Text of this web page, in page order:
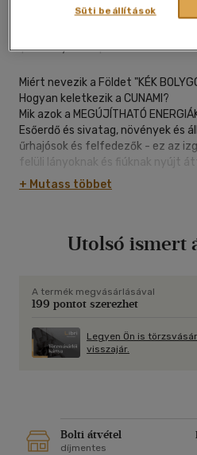
|keménytábla|48 oldal
Miért nevezik a Földet "KÉK
Hogyan keletkezik a CUNAMI?
Mik azok a MEGÚJÍTHATÓ
Esőerdő és sivatag, növények és
űrhajósok és felfedezők - ez az
felüli lányoknak és fiúknak nyújt
élettérből. Nagyhatású fotók és
mutatják be bolygónkat teljes
középpontba azt a kérdést állítja,
- MEGBÍZHATÓ: szakértők által
- HASZNOS: iskolai alapismeretek
+ Mutass többet
Utolsó ismert
A termék megvásárlásával
199 pontot szerezhet
Legyen Ön is
visszajár.
Bolti átvétel
díjmentes
Süti beállítások